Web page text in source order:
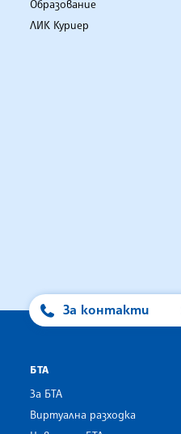
Образование
ЛИК Куриер
За контакти
БТА
За БТА
Виртуална разходка